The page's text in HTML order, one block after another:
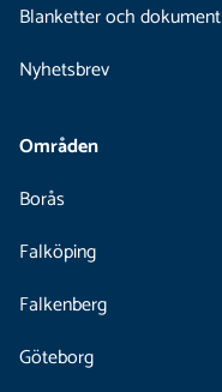
Blanketter och dokument
Nyhetsbrev
Områden
Borås
Falköping
Falkenberg
Göteborg